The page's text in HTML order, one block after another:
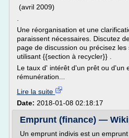
(avril 2009)
Une réorganisation et une
paraissent nécessaires. Discutez
page de discussion ou précisez
utilisant {{section à recycler}} .
Le taux d' intérêt d'un prêt ou d'un
rémunération...
Lire la suite
Date: 2018-01-08 02:18:17
Emprunt (finance) —
Un emprunt indivis est un